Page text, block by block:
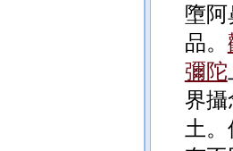
墮
品。
彌陀
界攝
土